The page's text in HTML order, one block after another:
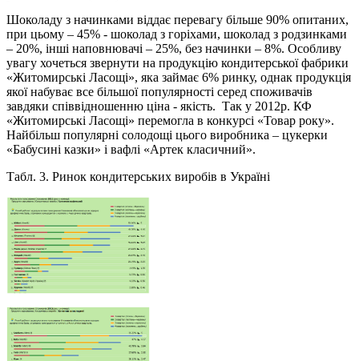
Шоколаду з начинками віддає перевагу більше 90% опитаних,
при цьому – 45% - шоколад з горіхами, шоколад з родзинками
– 20%, інші наповнювачі – 25%, без начинки – 8%. Особливу
увагу хочеться звернути на продукцію кондитерської фабрики
«Житомирські Ласощі», яка займає 6% ринку, однак продукція
якої набуває все більшої популярності серед споживачів
завдяки співвідношенню ціна - якість. Так у 2012р. КФ
«Житомирські Ласощі» перемогла в конкурсі «Товар року».
Найбільш популярні солодощі цього виробника – цукерки
«Бабусині казки» і вафлі «Артек класичний».
Табл. 3. Ринок кондитерських виробів в Україні